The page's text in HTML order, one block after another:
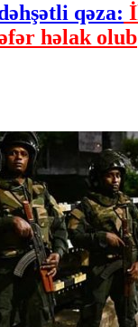
qəza:
həlak olub